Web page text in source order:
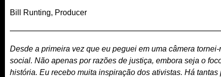
Bill Runting, Producer
Desde a primeira vez que eu peguei em uma câmera
social. Não apenas por razões de justiça, embora seja o
história. Eu recebo muita inspiração dos ativistas. Há